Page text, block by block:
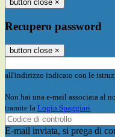
button close ×
Recupero password
button close ×
all'indirizzo indicato con le
Non hai una e-mail associata al
tramite la Login Spaggiari
E-mail inviata, si prega di